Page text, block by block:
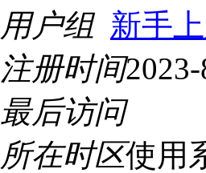
用户组 新手
注册时间
最后访问
所在时区使用